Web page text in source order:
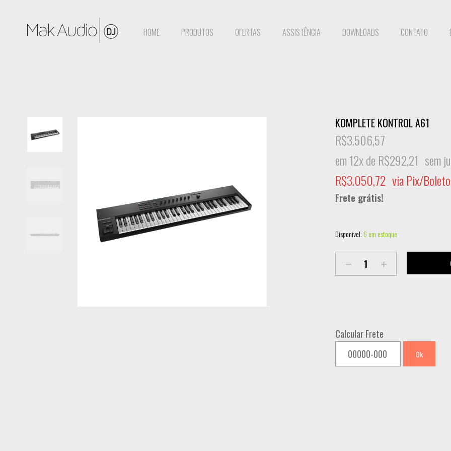
HOME PRODUTOS OFERTAS ASSISTÊNCIA DOWNLOADS CONTATO
KOMPLETE KONTROL A61
R$3.506,57
em 12x de R$292,21 sem
R$3.050,72 via Pix/Boleto
Frete grátis!
Disponível:6 em estoque
KOMPLETE
KONTROL
Calcular Frete
Ok